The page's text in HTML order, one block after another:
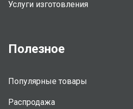
Услуги изготовления
Полезное
Популярные товары
Распродажа